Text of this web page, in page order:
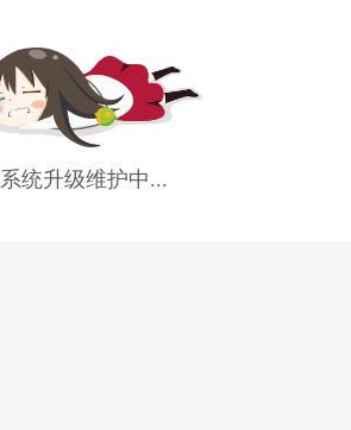
系统升级维护中...